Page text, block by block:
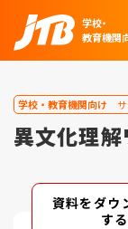
学校・
教育機関
学校・教育機関向け
異文化理
資料をダウ
する